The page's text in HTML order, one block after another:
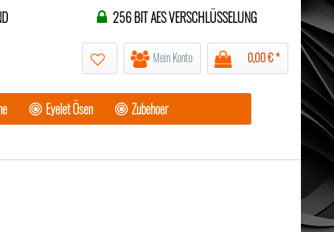
256 BIT AES VERSCHLÜSSELUNG
Mein Konto 0,00 € *
Eyelet Ösen Zubehoer